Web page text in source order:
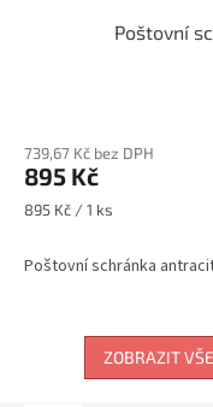
Poštovní
739,67 Kč bez DPH
895 Kč
Měrná
895 Kč / 1 ks
Poštovní schránka
ZOBRAZIT